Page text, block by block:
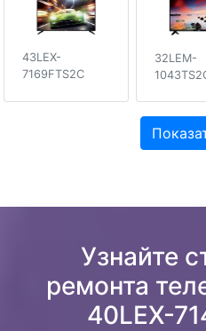
43LEX-
7169FTS2C
32LEM-
Узнайте
ремонта
40LEX-